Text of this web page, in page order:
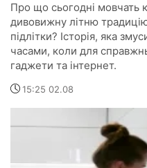
Про що сьогодні мовчать
дивовижну літню
підлітки? Історія, яка
часами, коли для
гаджети та інтернет.
15:25 02.08